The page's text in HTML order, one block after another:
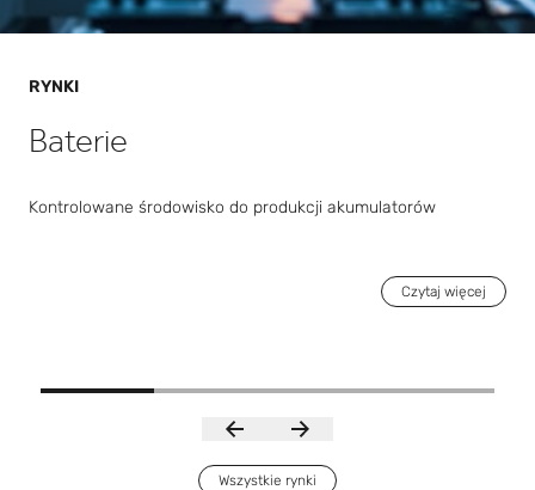
RYNKI
Baterie
Kontrolowane środowisko do produkcji akumulatorów
Czytaj więcej
Wszystkie rynki